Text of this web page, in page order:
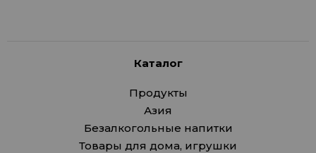
Каталог
Продукты
Азия
Безалкогольные напитки
Товары для дома, игрушки